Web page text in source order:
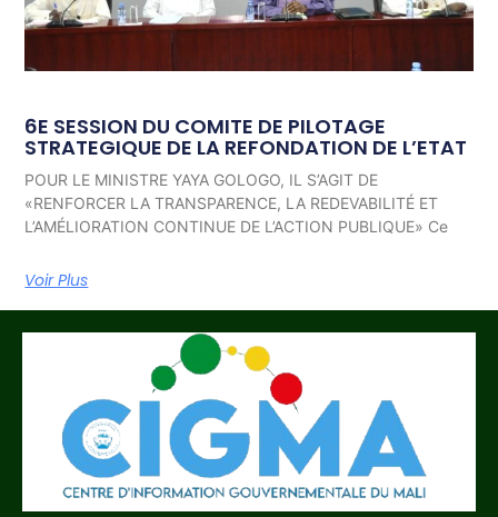
6E SESSION DU COMITE DE PILOTAGE
STRATEGIQUE DE LA REFONDATION DE L’ETAT
POUR LE MINISTRE YAYA GOLOGO, IL S’AGIT DE
«RENFORCER LA TRANSPARENCE, LA REDEVABILITÉ ET
L’AMÉLIORATION CONTINUE DE L’ACTION PUBLIQUE» Ce
Voir Plus